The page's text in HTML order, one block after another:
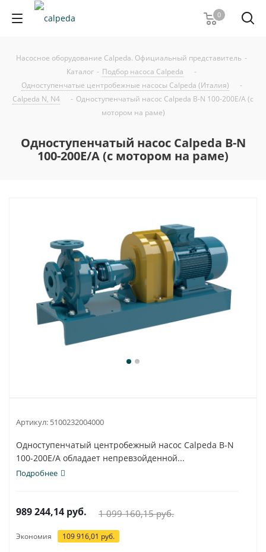
0
Насосное оборудование Calpeda. Официальный представитель -
Каталог - Подбор насоса Calpeda
-
Одноступенчатые центробежные насосы Calpeda (Италия)
-
Calpeda N, N4
- Одноступенчатый насос Calpeda B-N 100-200E/A (с
мотором на раме)
Одноступенчатый насос Calpeda B-N
100-200E/A (с мотором на раме)
Артикул: 5100232004000
Одноступенчатый центробежный насос Calpeda B-N
100-200E/A обладает непревзойденной...
Подробнее
989 244,14 руб. 1 099 160,15руб.
Экономия 109 916,01 руб.